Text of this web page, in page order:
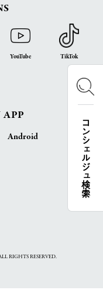
コンシェルジュ検索
YouTube TikTok
Android
RIGHTS RESERVED.